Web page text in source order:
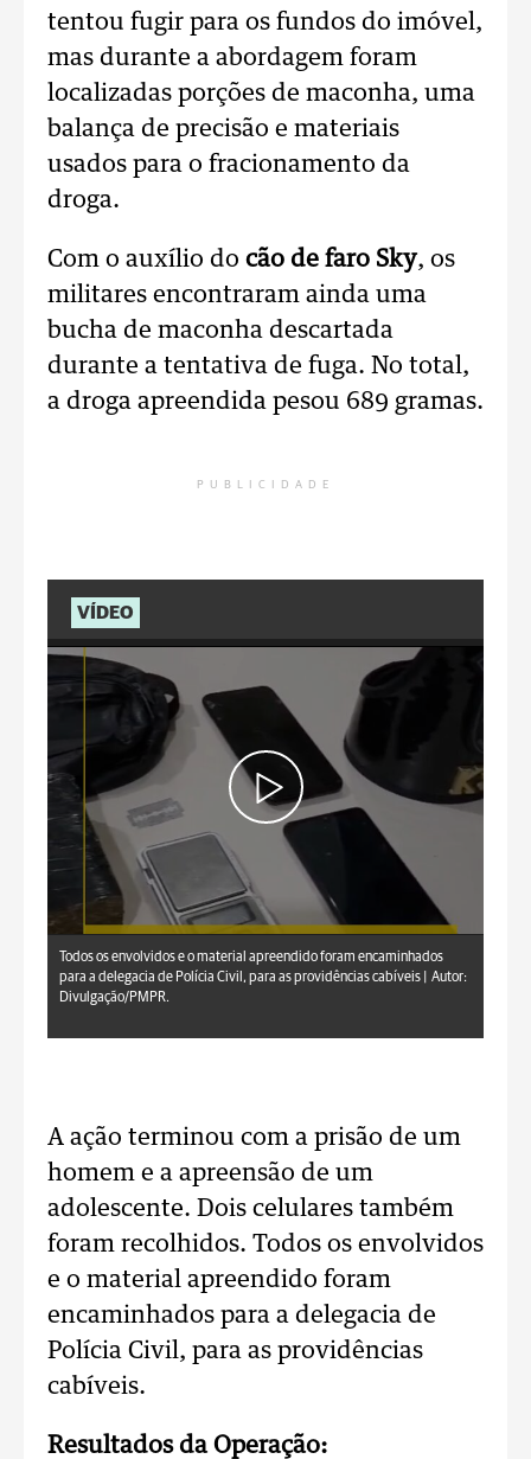
tentou fugir para os fundos do imóvel,
mas durante a abordagem foram
localizadas porções de maconha, uma
balança de precisão e materiais
usados para o fracionamento da
droga.
Com o auxílio do cão de faro Sky, os
militares encontraram ainda uma
bucha de maconha descartada
durante a tentativa de fuga. No total,
a droga apreendida pesou 689 gramas.
PUBLICIDADE
VÍDEO
Todos os envolvidos e o material apreendido foram encaminhados
para a delegacia de Polícia Civil, para as providências cabíveis |
Autor:
Divulgação/PMPR.
A ação terminou com a prisão de um
homem e a apreensão de um
adolescente. Dois celulares também
foram recolhidos. Todos os envolvidos
e o material apreendido foram
encaminhados para a delegacia de
Polícia Civil, para as providências
cabíveis.
Resultados da Operação: